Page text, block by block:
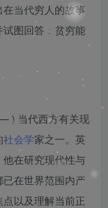
当代穷人的故事
图回答：贫穷能
) 当代西方有关现
社会学家之一。英
在研究现代性与
在世界范围内产
以及理解当前正